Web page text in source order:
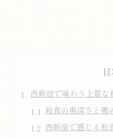
西新宿で味わう上質な
和食の奥深さと鰹
西新宿で感じる和